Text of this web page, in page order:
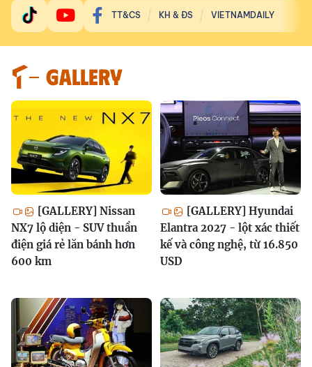
TT&CS KH & ĐS VIETNAMDAILY
GALLERY
[GALLERY] Nissan
NX7 lộ diện - SUV thuần
điện giá rẻ lăn bánh hơn
600 km
[GALLERY] Hyundai
Elantra 2027 - lột xác thiết
kế và công nghệ, từ 16.850
USD